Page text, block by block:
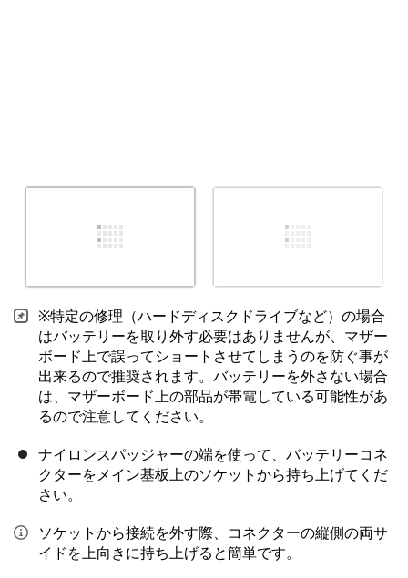
※特定の修理（ハードディスクドライブなど）の場合
はバッテリーを取り外す必要はありませんが、マザー
ボード上で誤ってショートさせてしまうのを防ぐ事が
出来るので推奨されます。バッテリーを外さない場合
は、マザーボード上の部品が帯電している可能性があ
るので注意してください。
ナイロンスパッジャーの端を使って、バッテリーコネ
クターをメイン基板上のソケットから持ち上げてくだ
さい。
ソケットから接続を外す際、コネクターの縦側の両サ
イドを上向きに持ち上げると簡単です。